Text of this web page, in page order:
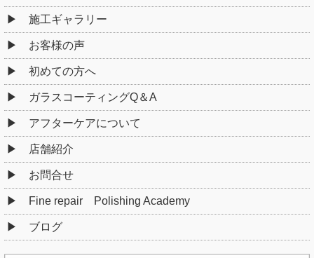
施工ギャラリー
お客様の声
初めての方へ
ガラスコーティングQ＆A
アフターケアについて
店舗紹介
お問合せ
Fine repair Polishing Academy
ブログ